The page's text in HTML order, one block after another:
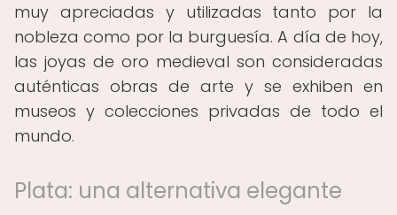
muy apreciadas y utilizadas tanto por la
nobleza como por la burguesía. A día de hoy,
las joyas de oro medieval son consideradas
auténticas obras de arte y se exhiben en
museos y colecciones privadas de todo el
mundo.
Plata: una alternativa elegante